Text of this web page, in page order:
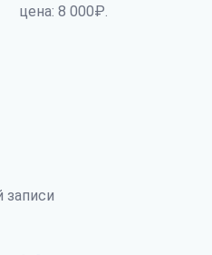
цена: 8 000₽.
записи